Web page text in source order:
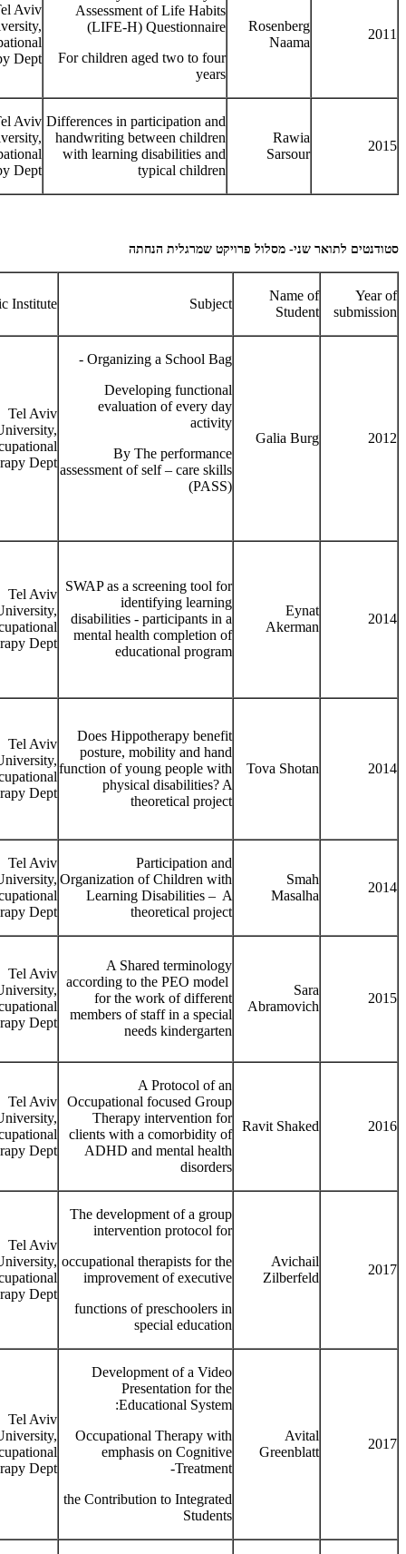
2011
Rosenberg
Naama
Assessment of Life Habits
(LIFE-H) Questionnaire
For children aged two to four
years
Aviv
Dept.
2015
Rawia
Sarsour
Differences in participation and
handwriting between children
with learning disabilities and
typical children
Aviv
Dept.
סטודנטים לתואר שני- מסלול פרויקט שמרגלית הנחתה
Year of
submission
Name of
Student
Subject
Institute
2012
Galia Burg
Organizing a School Bag -
Developing functional
evaluation of every day
activity
By The performance
assessment of self – care skills
(PASS)
Tel Aviv
Dept.
2014
Eynat
Akerman
SWAP as a screening tool for
identifying learning
disabilities - participants in a
mental health completion of
educational program
Tel Aviv
Dept.
2014
Tova Shotan
Does Hippotherapy benefit
posture, mobility and hand
function of young people with
physical disabilities? A
theoretical project
Tel Aviv
Dept.
2014
Smah
Masalha
Participation and
Organization of Children with
Learning Disabilities – A
theoretical project
Tel Aviv
Dept.
2015
Sara
Abramovich
A Shared terminology
according to the PEO model
for the work of different
members of staff in a special
needs kindergarten
Tel Aviv
Dept.
2016
Ravit Shaked
A Protocol of an
Occupational focused Group
Therapy intervention for
clients with a comorbidity of
ADHD and mental health
disorders
Tel Aviv
Dept.
2017
Avichail
Zilberfeld
The development of a group
intervention protocol for
occupational therapists for the
improvement of executive
functions of preschoolers in
special education
Tel Aviv
Dept.
2017
Avital
Greenblatt
Development of a Video
Presentation for the
Educational System:
Occupational Therapy with
emphasis on Cognitive
Treatment-
the Contribution to Integrated
Students
Tel Aviv
Dept.